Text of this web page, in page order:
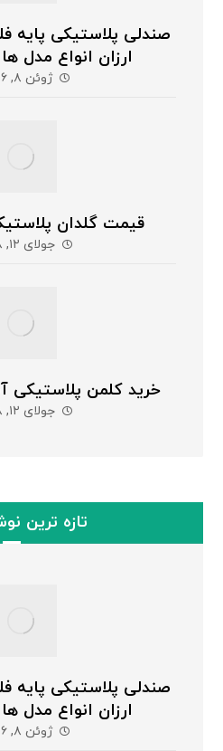
صندلی پلاستیکی پایه
ارزان انواع مدل
ژوئن ۸, ۲۰۲۶
قیمت گلدان
جولای ۱۲, ۲۰۱۸
خرید کلمن پلاستیکی
جولای ۱۲, ۲۰۱۸
تازه ترین
صندلی پلاستیکی پایه
ارزان انواع مدل
ژوئن ۸, ۲۰۲۶